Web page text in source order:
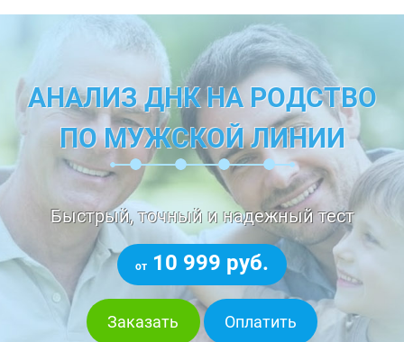
АНАЛИЗ ДНК НА РОДСТВО
ПО МУЖСКОЙ ЛИНИИ
Быстрый, точный и надежный тест
от 10 999 руб.
Заказать Оплатить